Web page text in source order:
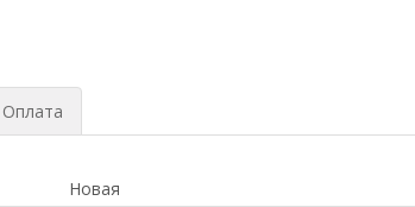
Оплата
Новая